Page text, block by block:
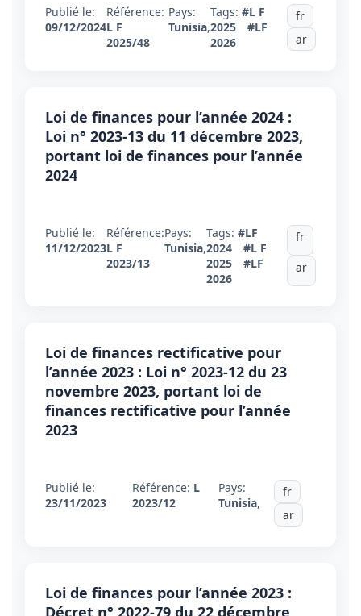
Publié le:
09/12/2024
Référence:
L F
2025/48
Pays:
Tunisia,
Tags:#L F
2025
#LF
2026
fr
ar
Loi de finances pour l’année 2024 :
Loi n° 2023-13 du 11 décembre 2023,
portant loi de finances pour l’année
2024
Publié le:
11/12/2023
Référence:
L F
2023/13
Pays:
Tunisia,
Tags: #LF
2024
#L F
2025
#LF
2026
fr
ar
Loi de finances rectificative pour
l’année 2023 : Loi n° 2023-12 du 23
novembre 2023, portant loi de
finances rectificative pour l’année
2023
Publié le:
23/11/2023
Référence: L
2023/12
Pays:
Tunisia,
fr
ar
Loi de finances pour l’année 2023 :
Décret n° 2022-79 du 22 décembre